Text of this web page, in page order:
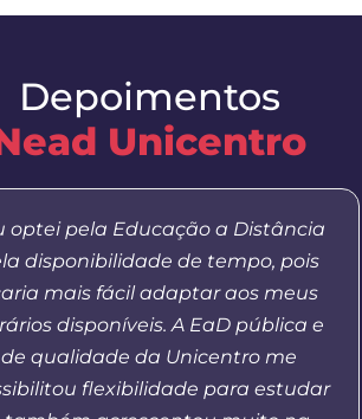
Depoimentos
Unicentro
optei pela Educação a Distância
disponibilidade de tempo, pois
mais fácil adaptar aos meus
disponíveis. A EaD pública e
de qualidade da Unicentro me
flexibilidade para estudar